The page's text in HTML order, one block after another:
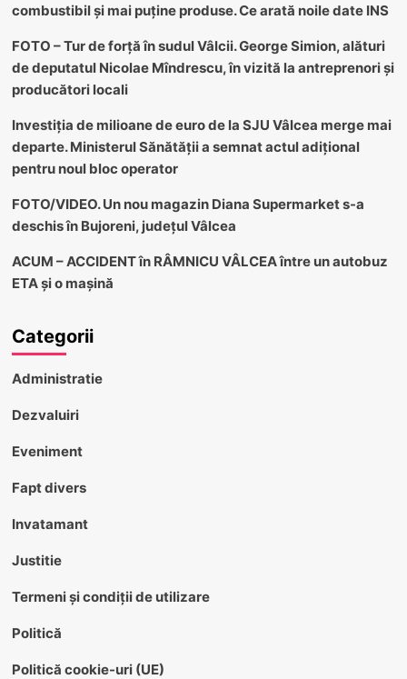
combustibil și mai puține produse. Ce arată noile date INS
FOTO – Tur de forță în sudul Vâlcii. George Simion, alături
de deputatul Nicolae Mîndrescu, în vizită la antreprenori și
producători locali
Investiția de milioane de euro de la SJU Vâlcea merge mai
departe. Ministerul Sănătății a semnat actul adițional
pentru noul bloc operator
FOTO/VIDEO. Un nou magazin Diana Supermarket s-a
deschis în Bujoreni, județul Vâlcea
ACUM – ACCIDENT în RÂMNICU VÂLCEA între un autobuz
ETA și o mașină
Categorii
Administratie
Dezvaluiri
Eveniment
Fapt divers
Invatamant
Justitie
Termeni și condiții de utilizare
Politică
Politică cookie-uri (UE)